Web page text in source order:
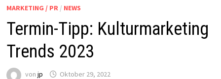
MARKETING / PR / NEWS
Termin-Tipp: Kulturmarketing
Trends 2023
vonjp Oktober 29, 2022